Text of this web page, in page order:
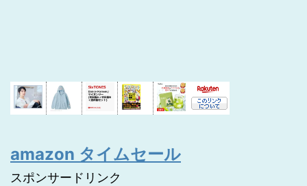
amazon タイムセール
スポンサードリンク